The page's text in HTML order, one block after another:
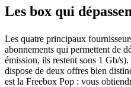
Les box qui
Les quatre principaux
abonnements qui permettent de
émission, ils restent sous 1 Gb/
dispose de deux offres bien
est la Freebox Pop : vous